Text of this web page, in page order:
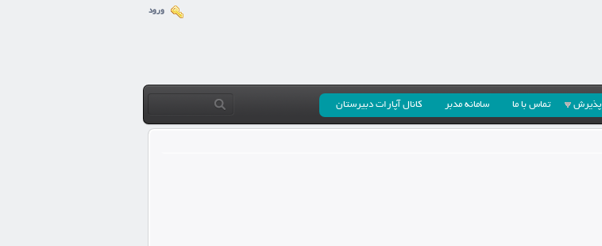
ورود
پذیرش تماس با ما سامانه مدبر کانال آپارات دبیرستان